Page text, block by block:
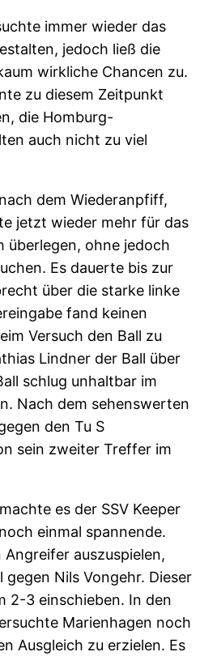
immer wieder das
jedoch ließ die
wirkliche Chancen zu.
zu diesem Zeitpunkt
die Homburg-
auch nicht zu viel
dem Wiederanpfiff,
jetzt wieder mehr für das
überlegen, ohne jedoch
Es dauerte bis zur
über die starke linke
fand keinen
Versuch den Ball zu
Lindner der Ball über
schlug unhaltbar im
Nach dem sehenswerten
den Tu S
sein zweiter Treffer im
es der SSV Keeper
einmal spannende.
Angreifer auszuspielen,
gegen Nils Vongehr. Dieser
2-3 einschieben. In den
Marienhagen noch
Ausgleich zu erzielen. Es